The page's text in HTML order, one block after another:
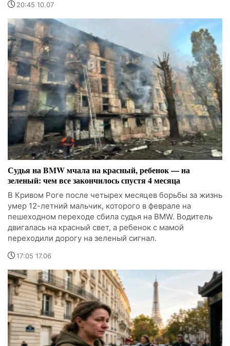
20:45 10.07
Судья на BMW мчала на красный, ребенок — на
зеленый: чем все закончилось спустя 4 месяца
В Кривом Роге после четырех месяцев борьбы за жизнь
умер 12-летний мальчик, которого в феврале на
пешеходном переходе сбила судья на BMW. Водитель
двигалась на красный свет, а ребенок с мамой
переходили дорогу на зеленый сигнал.
17:05 17.06